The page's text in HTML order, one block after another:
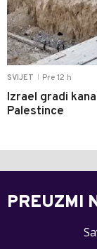
SVIJET Pre 12 h
Izrael gradi
Palestince
PREUZMI